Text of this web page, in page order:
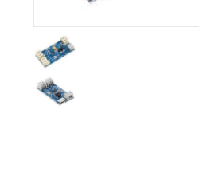
Filaments et résine pour 3D